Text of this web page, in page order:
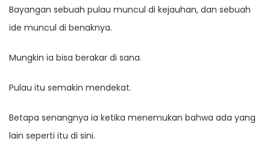
Bayangan sebuah pulau muncul di kejauhan, dan sebuah
ide muncul di benaknya.
Mungkin ia bisa berakar di sana.
Pulau itu semakin mendekat.
Betapa senangnya ia ketika menemukan bahwa ada yang
lain seperti itu di sini.